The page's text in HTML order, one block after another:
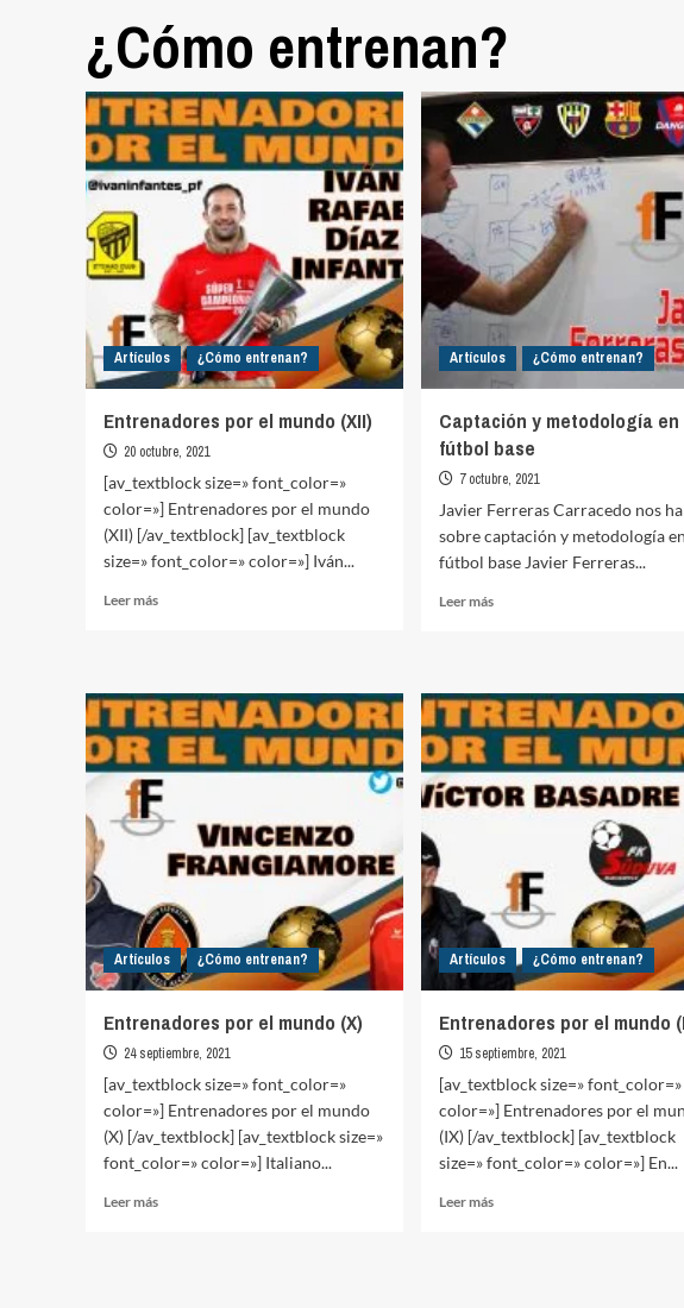
¿Cómo entrenan?
Artículos ¿Cómo entrenan?
Entrenadores por el mundo (XII)
20 octubre, 2021
[av_textblock size=» font_color=»
color=»] Entrenadores por el mundo
(XII) [/av_textblock] [av_textblock
size=» font_color=» color=»] Iván...
Leer másLeer
el
mundo
(XII)
Artículos ¿Cómo entrenan?
Captación y metodología en
fútbol base
7 octubre, 2021
Javier Ferreras Carracedo nos
sobre captación y metodología
fútbol base Javier Ferreras...
Leer másLeer
metodología
en
el
fútbol
base
Artículos ¿Cómo entrenan?
Entrenadores por el mundo (X)
24 septiembre, 2021
[av_textblock size=» font_color=»
color=»] Entrenadores por el mundo
(X) [/av_textblock] [av_textblock size=»
font_color=» color=»] Italiano...
Leer másLeer
Artículos ¿Cómo entrenan?
Entrenadores por el mundo
15 septiembre, 2021
[av_textblock size=» font_color=»
color=»] Entrenadores por el
(IX) [/av_textblock] [av_textblock
size=» font_color=» color=»] En...
Leer másLeer